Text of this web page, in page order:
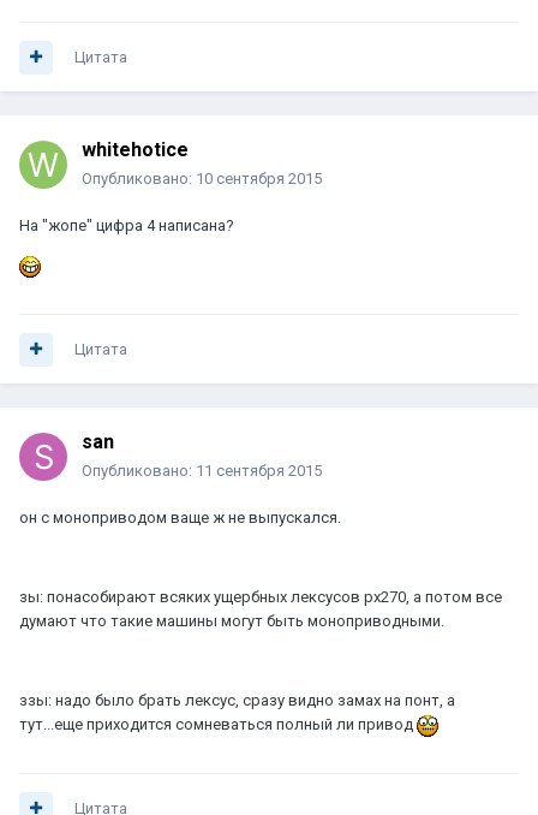
Цитата
whitehotice
Опубликовано: 10 сентября 2015
На "жопе" цифра 4 написана?
Цитата
san
Опубликовано: 11 сентября 2015
он с моноприводом ваще ж не выпускался.
зы: понасобирают всяких ущербных лексусов рх270, а потом все
думают что такие машины могут быть моноприводными.
ззы: надо было брать лексус, сразу видно замах на понт, а
тут...еще приходится сомневаться полный ли привод
Цитата